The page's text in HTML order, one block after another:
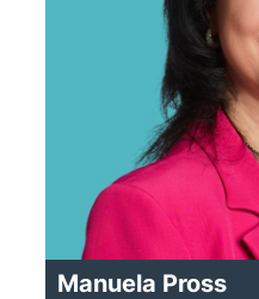
Manuela Pross